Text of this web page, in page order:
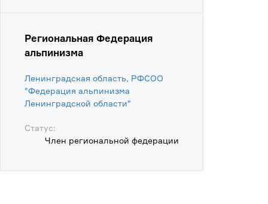
Региональная Федерация
альпинизма
Ленинградская область, РФСОО
"Федерация альпинизма
Ленинградской области"
Статус:
Член региональной федерации